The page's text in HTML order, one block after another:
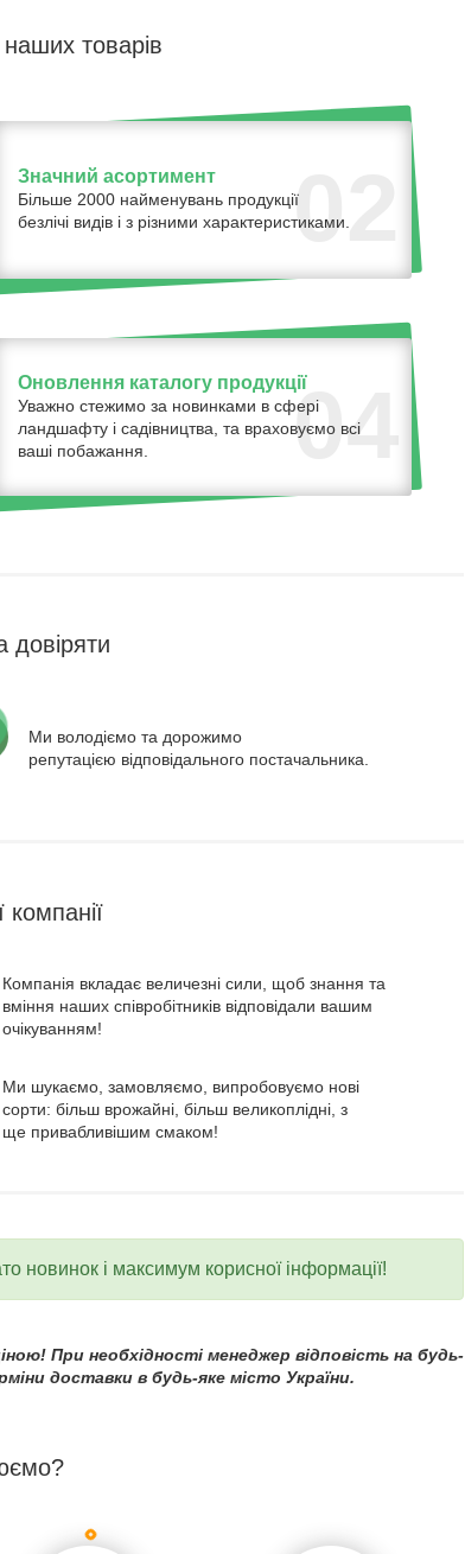
товарів
02
Значний асортимент
Більше 2000 найменувань продукції
безлічі видів і з різними характеристиками.
04
Оновлення каталогу продукції
Уважно стежимо за новинками в сфері
ландшафту і садівництва, та враховуємо всі
ваші побажання.
Ми володіємо та дорожимо
репутацією відповідального постачальника.
Компанія вкладає величезні сили, щоб знання та
вміння наших співробітників відповідали вашим
очікуванням!
Ми шукаємо, замовляємо, випробовуємо нові
сорти: більш врожайні, більш великоплідні, з
ще привабливішим смаком!
новинок і максимум корисної інформації!
При необхідності менеджер відповість на будь-
доставки в будь-яке місто України.